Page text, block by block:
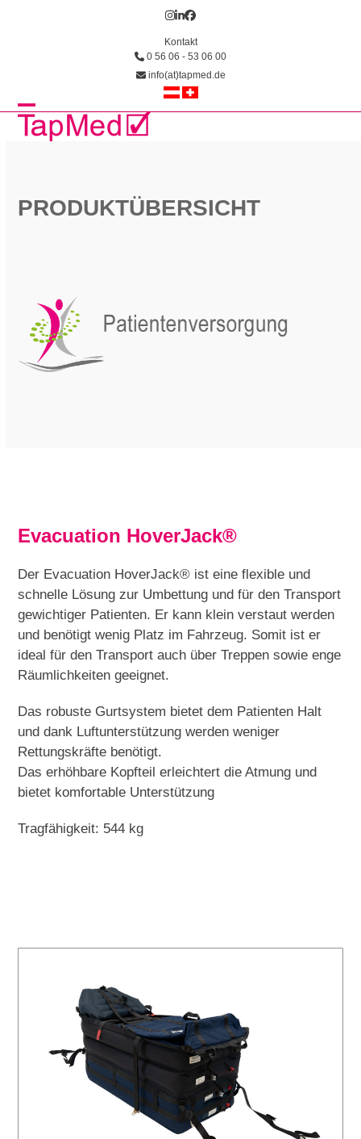
Instagram
LinkedIn
Facebook
Kontakt
0 56 06 - 53 06 00
info(at)tapmed.de
Open
Close
PRODUKTÜBERSICHT
Evacuation HoverJack®
Der Evacuation HoverJack® ist eine flexible und
schnelle Lösung zur Umbettung und für den Transport
gewichtiger Patienten. Er kann klein verstaut werden
und benötigt wenig Platz im Fahrzeug. Somit ist er
ideal für den Transport auch über Treppen sowie enge
Räumlichkeiten geeignet.
Das robuste Gurtsystem bietet dem Patienten Halt
und dank Luftunterstützung werden weniger
Rettungskräfte benötigt.
Das erhöhbare Kopfteil erleichtert die Atmung und
bietet komfortable Unterstützung
Tragfähigkeit: 544 kg